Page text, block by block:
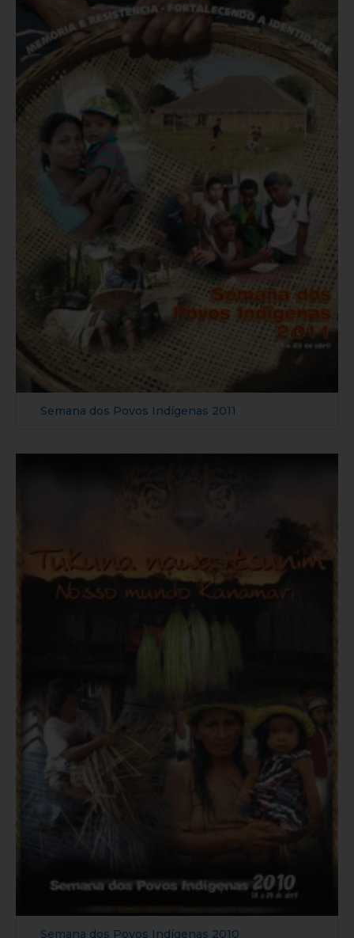
Semana dos Povos Indígenas 2011
Semana dos Povos Indígenas 2010